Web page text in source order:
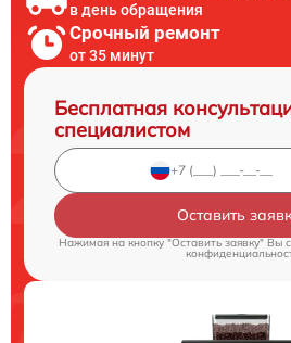
в день обращения
Срочный ремонт
от 35 минут
Бесплатная
специалистом
Оставить
Нажимая на кнопку "Оставить заявку" Вы